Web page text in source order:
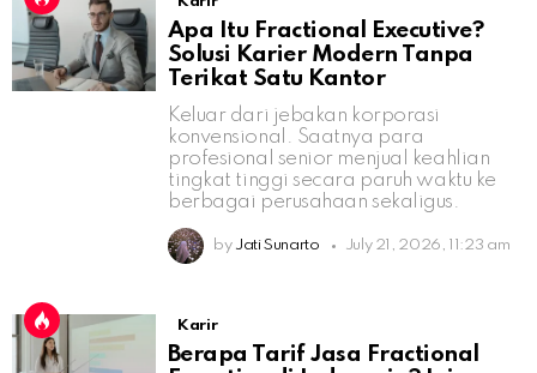
Apa Itu Fractional Executive?
Solusi Karier Modern Tanpa
Terikat Satu Kantor
Keluar dari jebakan korporasi
konvensional. Saatnya para
profesional senior menjual keahlian
tingkat tinggi secara paruh waktu ke
berbagai perusahaan sekaligus.
by Jati Sunarto July 21, 2026, 11:23 am
Karir
Berapa Tarif Jasa Fractional